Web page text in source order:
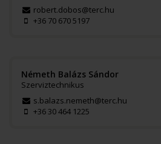
robert.dobos@terc.hu
+36 70 670 5197
Németh Balázs Sándor
Szerviztechnikus
s.balazs.nemeth@terc.hu
+36 30 464 1225